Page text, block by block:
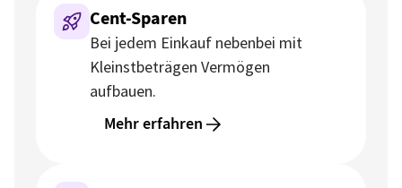
Cent-Sparen
Bei jedem Einkauf nebenbei mit
Kleinstbeträgen Vermögen
aufbauen.
Mehr erfahren